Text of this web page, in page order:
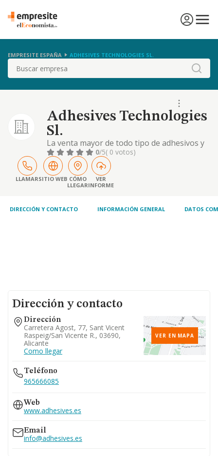
EMPRESITE ESPAÑA ADHESIVES TECHNOLOGIES SL.
Buscar
Adhesives Technologies
Sl.
La venta mayor de todo tipo de adhesivos y
sellantes. la venta mayor de todo tipo de
maquinaria para la industria, el comercio o el
hogar y sus repuestos. la instalación,
reparación y mantenimiento de maquinaria
en general. la intermediación en cada una de
0/5( 0 votos)
LLAMARSITIO WEB CÓMO
LLEGAR
VER
INFORME
DIRECCIÓN Y CONTACTO INFORMACIÓN GENERAL DATOS
Dirección y contacto
Dirección
Carretera Agost, 77, Sant Vicent
Raspeig/san Vicente R., 03690,
Alicante
Como llegar
VER EN MAPA
Teléfono
965666085
Web
www.adhesives.es
Email
info@adhesives.es